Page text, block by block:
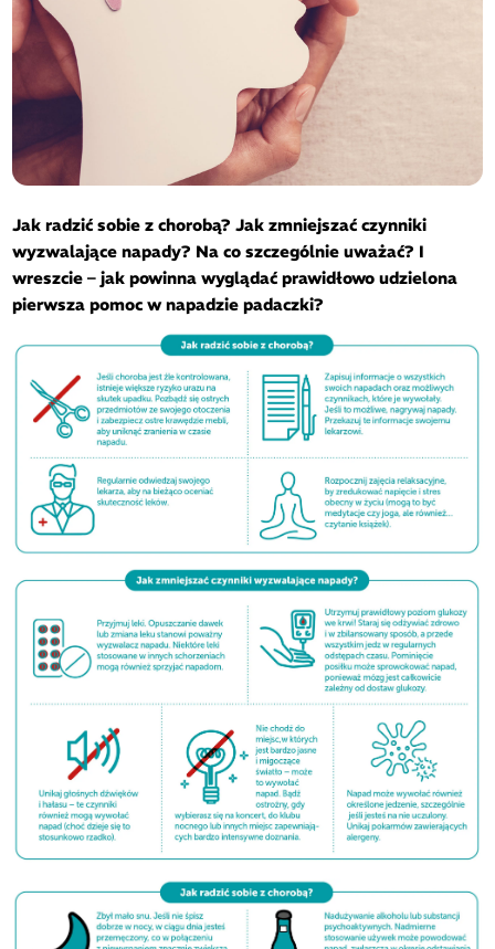
Jak radzić sobie z chorobą? Jak zmniejszać czynniki
wyzwalające napady? Na co szczególnie uważać? I
wreszcie – jak powinna wyglądać prawidłowo udzielona
pierwsza pomoc w napadzie padaczki?